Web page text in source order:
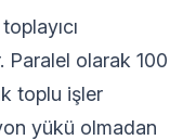
Paralel olarak 100
toplu işler
yükü olmadan